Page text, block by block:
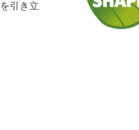
引き立